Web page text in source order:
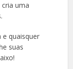
uma
e quaisquer
suas